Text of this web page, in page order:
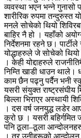
व्यवस्था भएन भन्ने गुनासो
शारीरिक रुपमा तन्दुरुस्त
मनले सोचेको थियो
बाहिर नै हो । यहाँको
निर्देशनमा रहने छ।
योद्धाहरुले जे सोचेको थियो
। केही योद्दाहरुले
निम्ति खाडी धाउन थाले।
काम छैन पढ्नु पर्दैन भनी
यसरी संयुक्त राष्ट्रसंघीय
बिल्ला भिराएर अस्थायी
। दस वर्ष जनयुद्ध लडेर
कुरो छ । यसरी
पनि ठूला–ठूला
। तर उनीहरूको आन्दोलन